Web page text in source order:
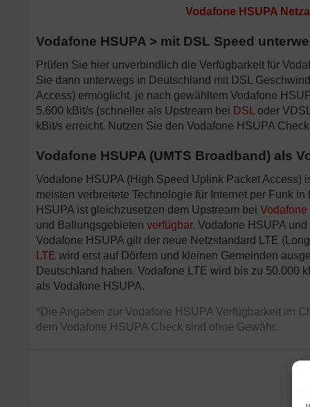
Vodafone HSUPA
Vodafone HSUPA > mit DSL Speed
Prüfen Sie hier unverbindlich die Verfügbarkeit für
Sie dann unterwegs in Deutschland mit DSL
Access) ermöglicht, je nach gewähltem Vodafone
5.600 kBit/s (schneller als Upstream bei DSL
oder
kBit/s erreicht. Nutzen Sie den Vodafone HSUPA
Vodafone HSUPA (UMTS Broadband) als
Vodafone HSUPA (High Speed Uplink Packet Access)
meisten verbreitete Technologie für Internet per Funk
HSUPA ist gleichzusetzen dem Upstream bei Vodafone
und Ballungsgebieten verfügbar. Vodafone HSUPA
Vodafone HSUPA gilt der neue Netzstandard LTE
LTE wird erst auf Dörfern und kleinen Gemeinden
Deutschland haben. Vodafone LTE wird bis zu 50.000
als Vodafone HSUPA.
*Die Angaben zur Vodafone HSUPA Verfügbarkeit im
dem Vodafone HSUPA Check sind ohne Gewähr.